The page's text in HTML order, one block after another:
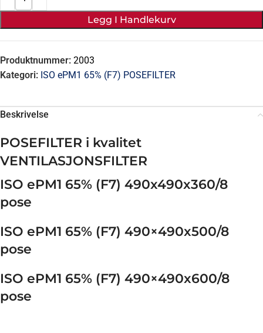
Legg I Handlekurv
Produktnummer: 2003
Kategori: ISO ePM1 65% (F7) POSEFILTER
Beskrivelse
POSEFILTER i kvalitet
VENTILASJONSFILTER
ISO ePM1 65% (F7) 490x490x360/8
pose
ISO ePM1 65% (F7) 490×490x500/8
pose
ISO ePM1 65% (F7) 490×490x600/8
pose